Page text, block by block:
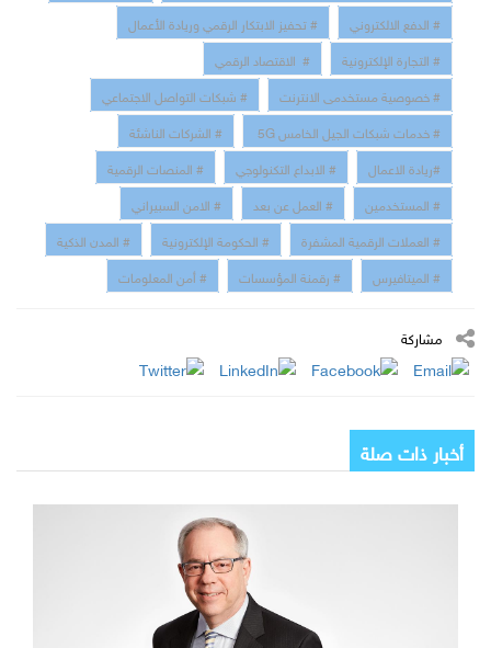
# الدفع الالكتروني
# تحفيز الابتكار الرقمي وريادة الأعمال
# التجارة الإلكترونية
# الاقتصاد الرقمي
# خصوصية مستخدمى الانترنت
# شبكات التواصل الاجتماعي
# خدمات شبكات الجيل الخامس 5G
# الشركات الناشئة
#ريادة الاعمال
# الابداع التكنولوجي
# المنصات الرقمية
# المستخدمين
# العمل عن بعد
# الامن السبيراني
# العملات الرقمية المشفرة
# الحكومة الإلكترونية
# المدن الذكية
# الميتافيرس
# رقمنة المؤسسات # أمن المعلومات
مشاركة
أخبار ذات صلة